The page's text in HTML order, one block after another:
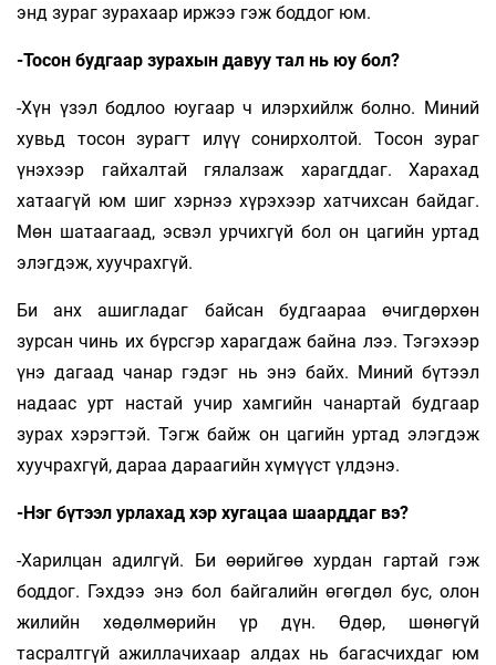
энд зураг зурахаар иржээ гэж боддог юм.
-Тосон будгаар зурахын давуу тал нь юу бол?
-Хүн үзэл бодлоо юугаар ч илэрхийлж болно. Миний
хувьд тосон зурагт илүү сонирхолтой. Тосон зураг
үнэхээр гайхалтай гялалзаж харагддаг. Харахад
хатаагүй юм шиг хэрнээ хүрэхээр хатчихсан байдаг.
Мөн шатаагаад, эсвэл урчихгүй бол он цагийн уртад
элэгдэж, хуучрахгүй.
Би анх ашигладаг байсан будгаараа өчигдөрхөн
зурсан чинь их бүрсгэр харагдаж байна лээ. Тэгэхээр
үнэ дагаад чанар гэдэг нь энэ байх. Миний бүтээл
надаас урт настай учир хамгийн чанартай будгаар
зурах хэрэгтэй. Тэгж байж он цагийн уртад элэгдэж
хуучрахгүй, дараа дараагийн хүмүүст үлдэнэ.
-Нэг бүтээл урлахад хэр хугацаа шаарддаг вэ?
-Харилцан адилгүй. Би өөрийгөө хурдан гартай гэж
боддог. Гэхдээ энэ бол байгалийн өгөгдөл бус, олон
жилийн хөдөлмөрийн үр дүн. Өдөр, шөнөгүй
тасралтгүй ажиллачихаар алдах нь багасчихдаг юм